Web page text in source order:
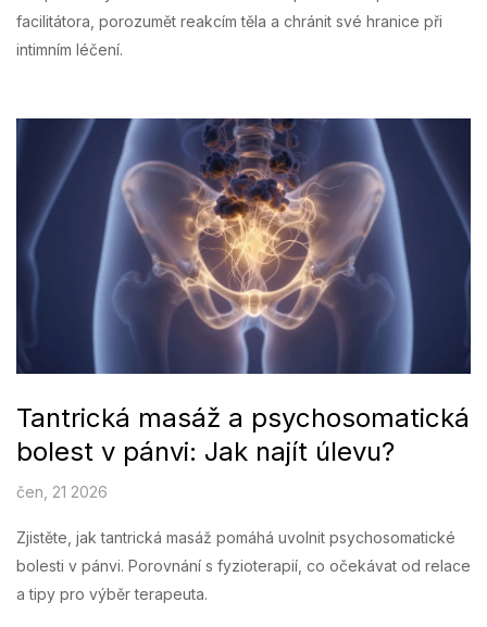
facilitátora, porozumět reakcím těla a chránit své hranice při
intimním léčení.
Tantrická masáž a psychosomatická
bolest v pánvi: Jak najít úlevu?
čen, 21 2026
Zjistěte, jak tantrická masáž pomáhá uvolnit psychosomatické
bolesti v pánvi. Porovnání s fyzioterapií, co očekávat od relace
a tipy pro výběr terapeuta.